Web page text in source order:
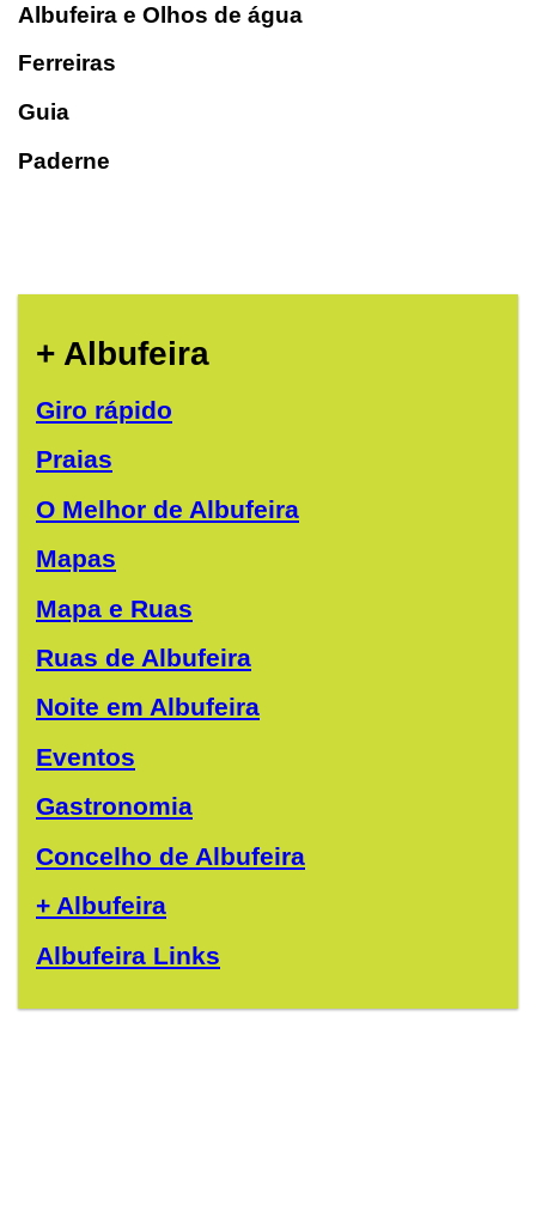
Albufeira e Olhos de água
Ferreiras
Guia
Paderne
+ Albufeira
Giro rápido
Praias
O Melhor de Albufeira
Mapas
Mapa e Ruas
Ruas de Albufeira
Noite em Albufeira
Eventos
Gastronomia
Concelho de Albufeira
+ Albufeira
Albufeira Links